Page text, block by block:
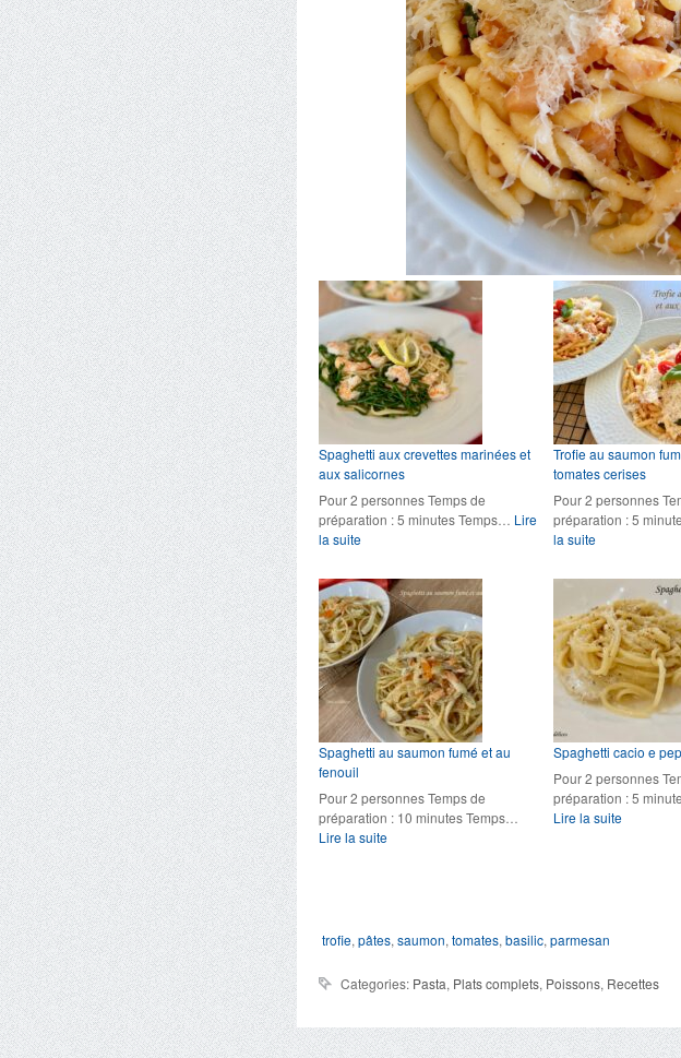
Spaghetti aux crevettes marinées et
aux salicornes
Pour 2 personnes Temps de
préparation : 5 minutes Temps… Lire
la suite:
aux
crevettes
marinées
et
aux
salicornes
Trofie au saumon
tomates cerises
Pour 2 personnes
préparation : 5
la suite:
au
saumon
fumé
et
aux
tomates
cerises
Spaghetti au saumon fumé et au
fenouil
Pour 2 personnes Temps de
préparation : 10 minutes Temps…
Lire la suite:
et
au
Spaghetti cacio e
Pour 2 personnes
préparation : 5
Lire la suite:
trofie, pâtes, saumon, tomates, basilic, parmesan
Categories: Pasta, Plats complets, Poissons, Recettes